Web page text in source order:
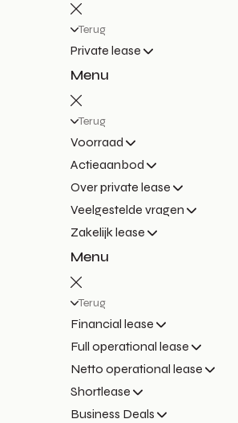
Terug
Private lease
Menu
Terug
Voorraad
Actieaanbod
Over private lease
Veelgestelde vragen
Zakelijk lease
Menu
Terug
Financial lease
Full operational lease
Netto operational lease
Shortlease
Business Deals